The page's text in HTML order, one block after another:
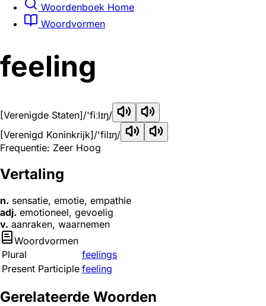
Woordenboek Home
Woordvormen
feeling
[Verenigde Staten]/'fiːlɪŋ/
[Verenigd Koninkrijk]/'filɪŋ/
Frequentie: Zeer Hoog
Vertaling
n. sensatie, emotie, empathie
adj. emotioneel, gevoelig
v. aanraken, waarnemen
Woordvormen
Plural
feelings
Present Participle feeling
Gerelateerde Woorden